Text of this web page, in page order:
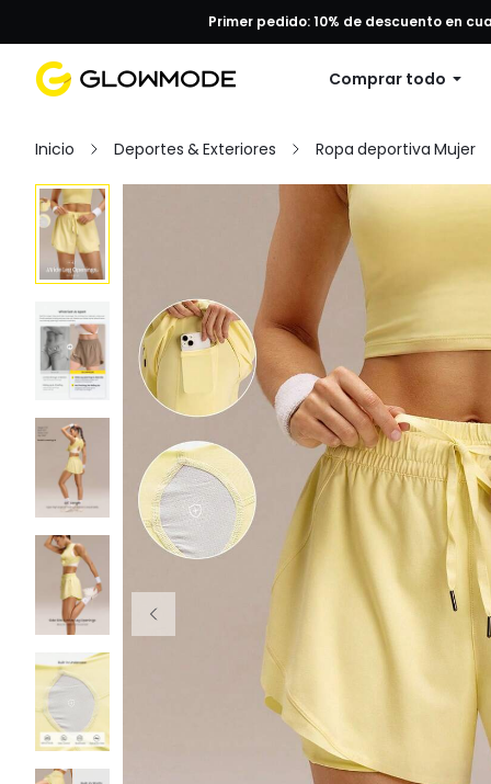
Primer pedido: 10% de descuento en
Comprar todo
Inicio Deportes & Exteriores Ropa deportiva Mujer